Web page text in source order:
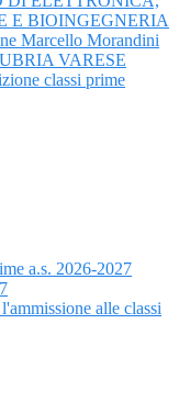
E BIOINGEGNERIA
Marcello Morandini
VARESE
classi prime
a.s. 2026-2027
alle classi